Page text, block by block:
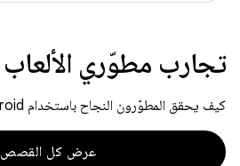
تجارب مطوّري الألعاب
كيف يحقق المطوّرون النجاح باستخدام Android؟
عرض كل القصص